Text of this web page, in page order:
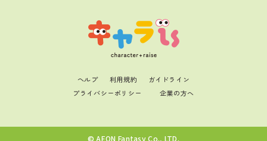
ヘルプ 利用規約
ガイドライン
プライバシーポリシー
企業の方へ
© AEON Fantasy Co., LTD.